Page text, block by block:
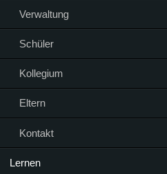
Verwaltung
Schüler
Kollegium
Eltern
Kontakt
Lernen